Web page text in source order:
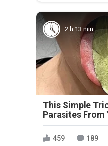
2 h 13 min
This Simple
Parasites From
459 189